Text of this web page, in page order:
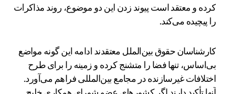
کرده و معتقد است پیوند زدن این دو موضوع، روند مذاکرات
را پیچیده می‌کند.
کارشناسان حقوق بین‌الملل معتقدند ادامه این گونه مواضع
بی‌اساس، تنها فضا را متشنج کرده و زمینه را برای طرح
اختلافات غیرسازنده در مجامع بین‌المللی فراهم می‌آورد.